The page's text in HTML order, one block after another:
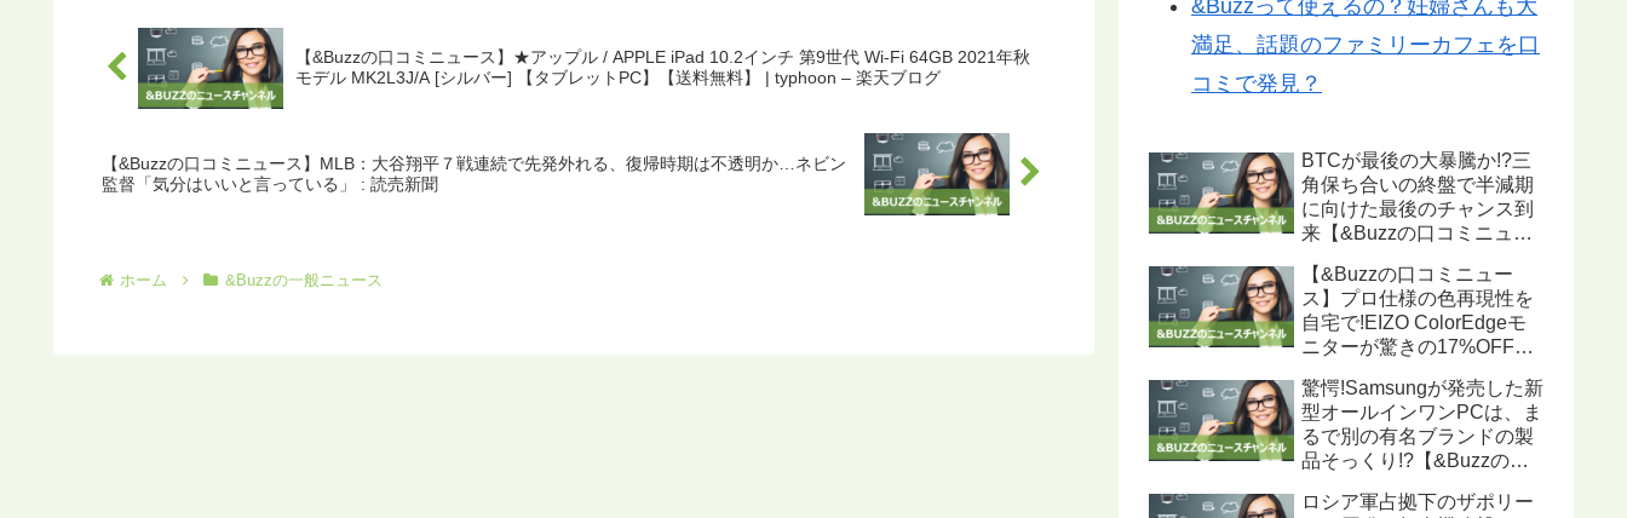
【&Buzzの口コミニュース】★アップル / APPLE iPad 10.2インチ 第9世代 Wi-Fi 64GB 2021年秋
モデル MK2L3J/A [シルバー] 【タブレットPC】【送料無料】 | typhoon – 楽天ブログ
【&Buzzの口コミニュース】MLB：大谷翔平７戦連続で先発外れる、復帰時期は不透明か…ネビン
監督「気分はいいと言っている」 : 読売新聞
ホーム &Buzzの一般ニュース
&Buzzって使えるの？妊婦さんも大
満足、話題のファミリーカフェを口
コミで発見？
BTCが最後の大暴騰か!?三
角保ち合いの終盤で半減期
に向けた最後のチャンス到
来【&Buzzの口コミニュー
【&Buzzの口コミニュー
ス】プロ仕様の色再現性を
自宅で!EIZO ColorEdgeモ
ニターが驚きの17%OFF、
ション機能搭載で写真・動
画編集に最適
驚愕!Samsungが発売した新
型オールインワンPCは、ま
るで別の有名ブランドの製
品そっくり!?【&Buzzの口
ロシア軍占拠下のザポリー